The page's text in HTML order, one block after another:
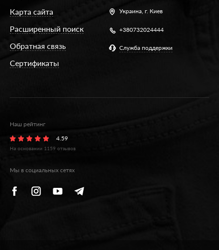
Карта сайта
Расширенный поиск
Обратная связь
Сертификаты
Украина, г. Киев
+380732024444
Служба поддержки
Наш рейтинг
4.59
На основании 1159 отзывов
Мы в социальных сетях